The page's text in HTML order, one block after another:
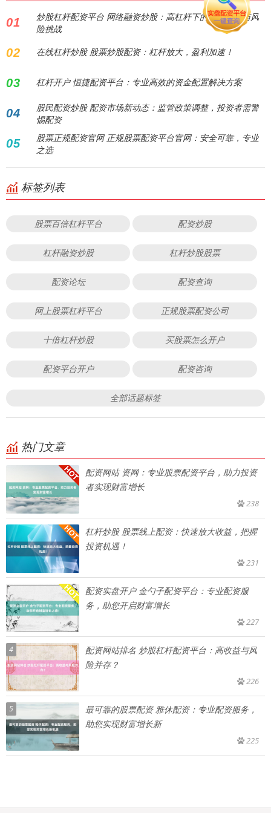
01
炒股杠杆配资平台 网络融资炒股：高杠杆下的财富机遇与风
险挑战
02 在线杠杆炒股 股票炒股配资：杠杆放大，盈利加速！
03 杠杆开户 恒捷配资平台：专业高效的资金配置解决方案
04
股民配资炒股 配资市场新动态：监管政策调整，投资者需警
惕配资
05
股票正规配资官网 正规股票配资平台官网：安全可靠，专业
之选
标签列表
股票百倍杠杆平台 配资炒股
杠杆融资炒股 杠杆炒股股票
配资论坛 配资查询
网上股票杠杆平台 正规股票配资公司
十倍杠杆炒股 买股票怎么开户
配资平台开户 配资咨询
全部话题标签
热门文章
配资网站 资网：专业股票配资平台，助力投资
者实现财富增长
238
杠杆炒股 股票线上配资：快速放大收益，把握
投资机遇！
231
配资实盘开户 金勺子配资平台：专业配资服
务，助您开启财富增长
227
4
配资网站排名 炒股杠杆配资平台：高收益与风
险并存？
226
5
最可靠的股票配资 雅休配资：专业配资服务，
助您实现财富增长新
225